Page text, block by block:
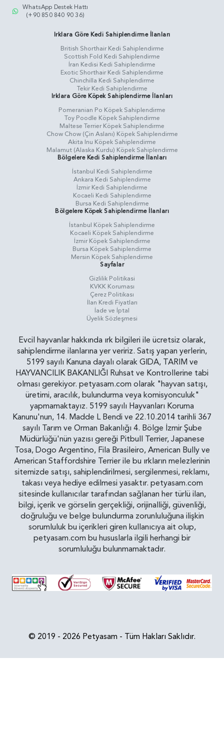
WhatsApp Destek Hattı
(+90 850 840 90 36)
Irklara Göre Kedi Sahiplendirme İlanları
British Shorthair Kedi Sahiplendirme
Scottish Fold Kedi Sahiplendirme
İran Kedisi Kedi Sahiplendirme
Exotic Shorthair Kedi Sahiplendirme
Chinchilla Kedi Sahiplendirme
Tekir Kedi Sahiplendirme
Irklara Göre Köpek Sahiplendirme İlanları
Pomeranian Po Köpek Sahiplendirme
Toy Poodle Köpek Sahiplendirme
Maltese Terrier Köpek Sahiplendirme
Chow Chow (Çin Aslanı) Köpek Sahiplendirme
Akita Inu Köpek Sahiplendirme
Malamut (Alaska Kurdu) Köpek Sahiplendirme
Bölgelere Kedi Sahiplendirme İlanları
İstanbul Kedi Sahiplendirme
Ankara Kedi Sahiplendirme
İzmir Kedi Sahiplendirme
Kocaeli Kedi Sahiplendirme
Bursa Kedi Sahiplendirme
Bölgelere Köpek Sahiplendirme İlanları
İstanbul Köpek Sahiplendirme
Kocaeli Köpek Sahiplendirme
İzmir Köpek Sahiplendirme
Bursa Köpek Sahiplendirme
Mersin Köpek Sahiplendirme
Sayfalar
Gizlilik Politikasi
KVKK Koruması
Çerez Politikası
İlan Kredi Fiyatları
İade ve İptal
Üyelik Sözleşmesi
Evcil hayvanlar hakkında ırk bilgileri ile ücretsiz olarak,
sahiplendirme ilanlarına yer veririz. Satış yapan yerlerin,
5199 sayılı Kanuna dayalı olarak GIDA, TARIM ve
HAYVANCILIK BAKANLIĞI Ruhsat ve Kontrollerine tabi
olması gerekiyor. petyasam.com olarak "hayvan satışı,
üretimi, aracılık, bulundurma veya komisyonculuk"
yapmamaktayız. 5199 sayılı Hayvanları Koruma
Kanunu'nun, 14. Madde L Bendi ve 22.10.2014 tarihli 367
sayılı Tarım ve Orman Bakanlığı 4. Bölge İzmir Şube
Müdürlüğü'nün yazısı gereği Pitbull Terrier, Japanese
Tosa, Dogo Argentino, Fila Brasileiro, American Bully ve
American Staffordshire Terrier ile bu ırkların melezlerinin
sitemizde satışı, sahiplendirilmesi, sergilenmesi, reklamı,
takası veya hediye edilmesi yasaktır. petyasam.com
sitesinde kullanıcılar tarafından sağlanan her türlü ilan,
bilgi, içerik ve görselin gerçekliği, orijinalliği, güvenliği,
doğruluğu ve belge bulundurma zorunluluğuna ilişkin
sorumluluk bu içerikleri giren kullanıcıya ait olup,
petyasam.com bu hususlarla ilgili herhangi bir
sorumluluğu bulunmamaktadır.
© 2019 - 2026 Petyasam - Tüm Hakları Saklıdır.